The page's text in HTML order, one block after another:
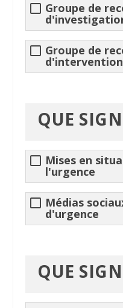
Groupe de
Groupe de
QUE
Mises en
l'urgence
Médias
d'urgence
QUE